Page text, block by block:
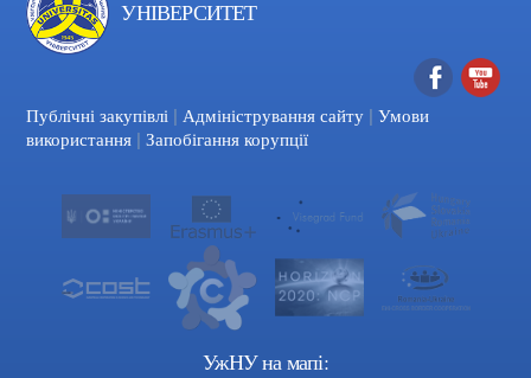
УНІВЕРСИТЕТ
Facebook
Публічні закупівлі | Адміністрування сайту | Умови
використання | Запобігання корупції
УжНУ на мапі: